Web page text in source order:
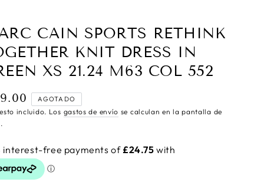
CAIN SPORTS RETHINK
KNIT DRESS IN
XS 21.24 M63 COL 552
AGOTADO
incluido. Los gastos de envío se calculan en la pantalla de